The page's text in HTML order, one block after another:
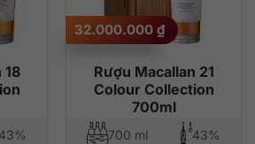
18
Rượu Macallan 21
Colour Collection
700ml
32.000.000 ₫
700 ml 43%